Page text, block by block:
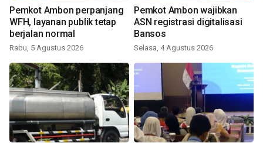
Pemkot Ambon perpanjang
WFH, layanan publik tetap
berjalan normal
Rabu, 5 Agustus 2026
Pemkot Ambon wajibkan
ASN registrasi digitalisasi
Bansos
Selasa, 4 Agustus 2026